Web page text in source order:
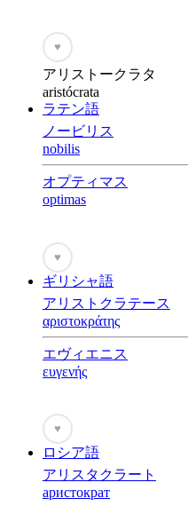
♥
アリストークラタ
aristócrata
ラテン語
ノービリス
nobilis
オプティマス
optimas
♥
ギリシャ語
アリストクラテース
αριστοκράτης
エヴィエニス
ευγενής
♥
ロシア語
アリスタクラート
аристократ